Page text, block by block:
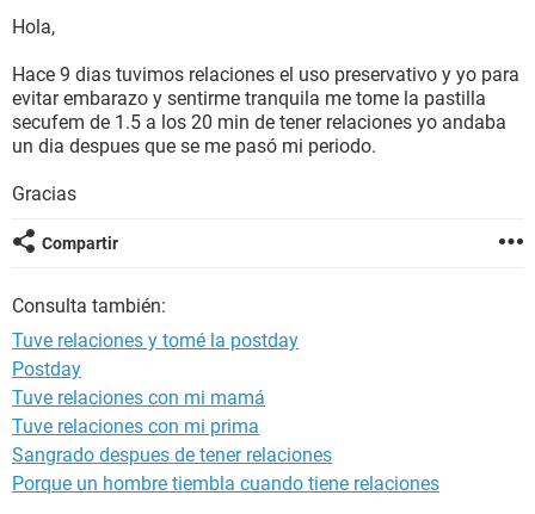
BIENESTAR
SEXUALIDAD
GLOSARIO
Hola,
Hace 9 dias tuvimos relaciones el uso preservativo y yo para
evitar embarazo y sentirme tranquila me tome la pastilla
secufem de 1.5 a los 20 min de tener relaciones yo andaba
un dia despues que se me pasó mi periodo.
Gracias
Compartir
Consulta también:
Tuve relaciones y tomé la postday
Postday
Tuve relaciones con mi mamá
Tuve relaciones con mi prima
Sangrado despues de tener relaciones
Porque un hombre tiembla cuando tiene relaciones